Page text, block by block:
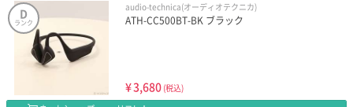
D
ランク
audio-technica(オーディオテクニカ)
ATH-CC500BT-BK ブラック
¥3,680 (税込)